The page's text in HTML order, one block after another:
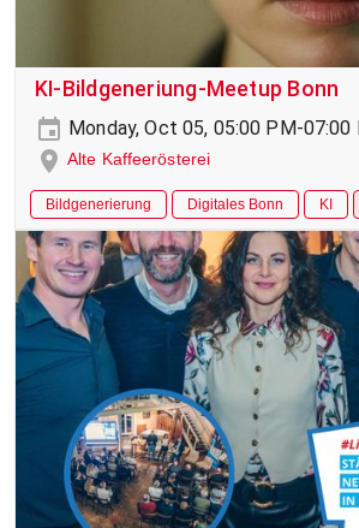
KI-Bildgeneriung-Meetup Bonn
Monday, Oct 05, 05:00 PM-07:00
Alte Kaffeerösterei
Bildgenerierung Digitales Bonn KI